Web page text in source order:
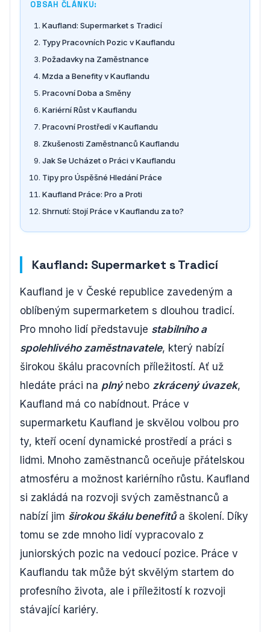
OBSAH ČLÁNKU:
Kaufland: Supermarket s Tradicí
Typy Pracovních Pozic v Kauflandu
Požadavky na Zaměstnance
Mzda a Benefity v Kauflandu
Pracovní Doba a Směny
Kariérní Růst v Kauflandu
Pracovní Prostředí v Kauflandu
Zkušenosti Zaměstnanců Kauflandu
Jak Se Ucházet o Práci v Kauflandu
Tipy pro Úspěšné Hledání Práce
Kaufland Práce: Pro a Proti
Shrnutí: Stojí Práce v Kauflandu za to?
Kaufland: Supermarket s Tradicí
Kaufland je v České republice zavedeným a
oblíbeným supermarketem s dlouhou tradicí.
Pro mnoho lidí představuje stabilního a
spolehlivého zaměstnavatele, který nabízí
širokou škálu pracovních příležitostí. Ať už
hledáte práci na plnýnebo zkrácený úvazek,
Kaufland má co nabídnout. Práce v
supermarketu Kaufland je skvělou volbou pro
ty, kteří ocení dynamické prostředí a práci s
lidmi. Mnoho zaměstnanců oceňuje přátelskou
atmosféru a možnost kariérního růstu. Kaufland
si zakládá na rozvoji svých zaměstnanců a
nabízí jim širokou škálu benefitůa školení. Díky
tomu se zde mnoho lidí vypracovalo z
juniorských pozic na vedoucí pozice. Práce v
Kauflandu tak může být skvělým startem do
profesního života, ale i příležitostí k rozvoji
stávající kariéry.